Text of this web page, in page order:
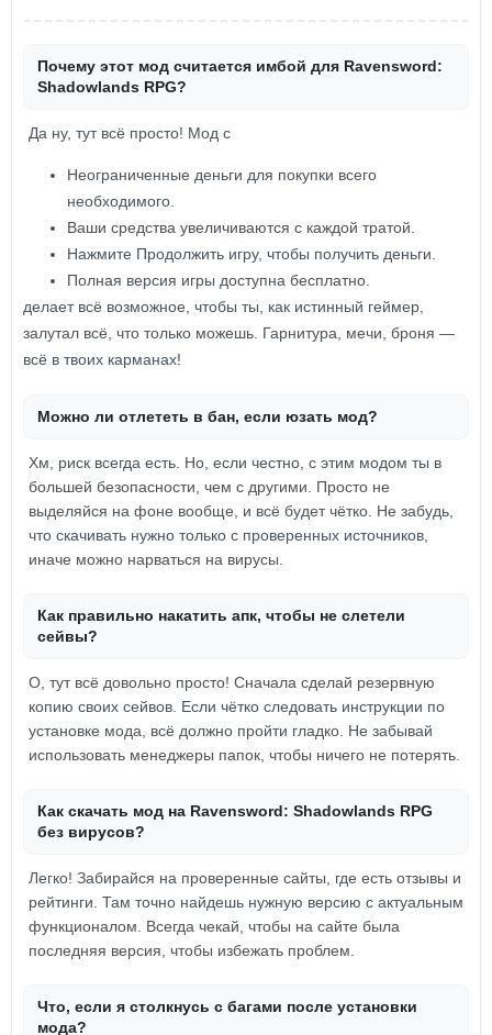
Почему этот мод считается имбой для Ravensword:
Shadowlands RPG?
Да ну, тут всё просто! Мод с
Неограниченные деньги для покупки всего
необходимого.
Ваши средства увеличиваются с каждой тратой.
Нажмите Продолжить игру, чтобы получить деньги.
Полная версия игры доступна бесплатно.
делает всё возможное, чтобы ты, как истинный геймер,
залутал всё, что только можешь. Гарнитура, мечи, броня —
всё в твоих карманах!
Можно ли отлететь в бан, если юзать мод?
Хм, риск всегда есть. Но, если честно, с этим модом ты в
большей безопасности, чем с другими. Просто не
выделяйся на фоне вообще, и всё будет чётко. Не забудь,
что скачивать нужно только с проверенных источников,
иначе можно нарваться на вирусы.
Как правильно накатить апк, чтобы не слетели
сейвы?
О, тут всё довольно просто! Сначала сделай резервную
копию своих сейвов. Если чётко следовать инструкции по
установке мода, всё должно пройти гладко. Не забывай
использовать менеджеры папок, чтобы ничего не потерять.
Как скачать мод на Ravensword: Shadowlands RPG
без вирусов?
Легко! Забирайся на проверенные сайты, где есть отзывы и
рейтинги. Там точно найдешь нужную версию с актуальным
функционалом. Всегда чекай, чтобы на сайте была
последняя версия, чтобы избежать проблем.
Что, если я столкнусь с багами после установки
мода?